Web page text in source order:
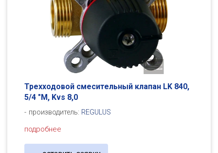
Трехходовой смесительный клапан LK 840,
5/4 "M, Kvs 8,0
производитель: REGULUS
подробнее